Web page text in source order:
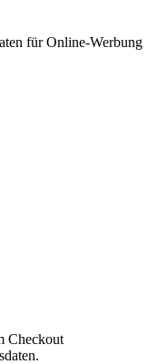
für Online-Werbung
Checkout